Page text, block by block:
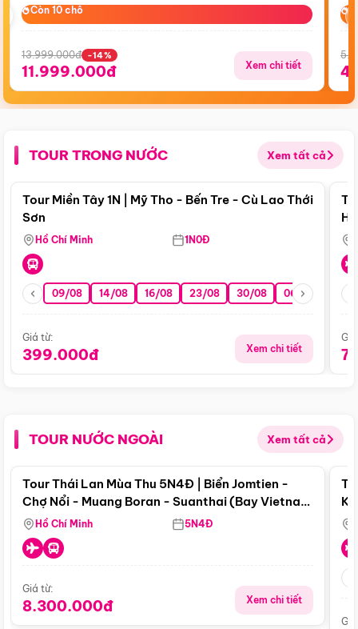
Còn 10 chỗ
Còn 10 chỗ
13.999.000đ -14%
11.999.000đ Xem chi tiết
TOUR TRONG NƯỚC Xem tất cả
Điểm nổi bật
Tour Miền Tây 1N | Mỹ Tho - Bến Tre - Cù Lao Thới
Sơn
Hồ Chí Minh 1N0Đ
09/08 14/08 16/08 23/08 30/08 06/09 13/09
Giá từ:
399.000đ Xem chi tiết
TOUR NƯỚC NGOÀI Xem tất cả
Điểm nổi bật
Tour Thái Lan Mùa Thu 5N4Đ | Biển Jomtien -
Chợ Nổi - Muang Boran - Suanthai (Bay Vietnam
Airlines)
Hồ Chí Minh 5N4Đ
Giá từ:
8.300.000đ Xem chi tiết